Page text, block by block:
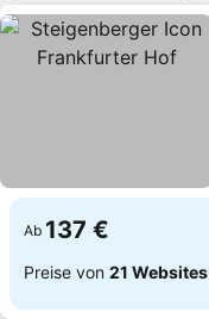
Ab 137 €
Preise von 21 Websites